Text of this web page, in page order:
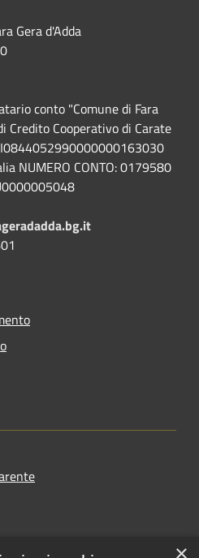
Gera d'Adda
conto "Comune di Fara
Credito Cooperativo di Carate
NUMERO CONTO: 0179580